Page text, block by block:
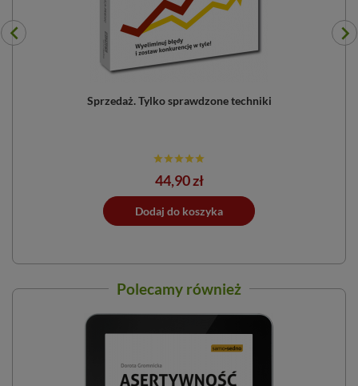
Sprzedaż. Tylko sprawdzone techniki
Cena
44,90 zł
Dodaj do koszyka
Polecamy również